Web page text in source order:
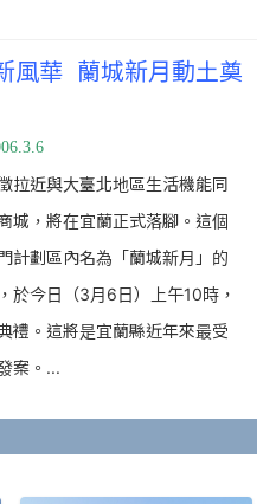
風華 蘭城新月動土奠
拉近與大臺北地區生活機能同
城，將在宜蘭正式落腳。這個
計劃區內名為「蘭城新月」的
於今日（3月6日）上午10時，
禮。這將是宜蘭縣近年來最受
案。 ...